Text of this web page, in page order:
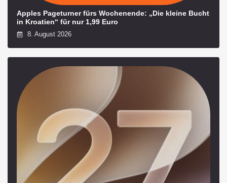
Apples Pageturner fürs Wochenende: „Die kleine Bucht
in Kroatien“ für nur 1,99 Euro
8. August 2026